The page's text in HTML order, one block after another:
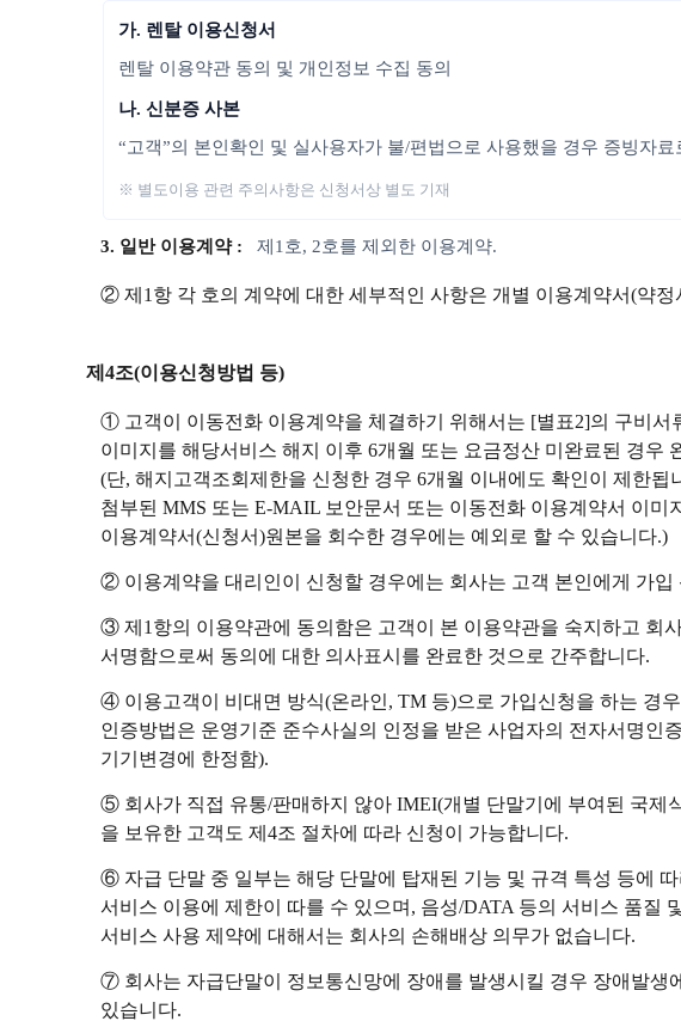
가. 렌탈 이용신청서
렌탈 이용약관 동의 및 개인정보 수집 동의
나. 신분증 사본
“고객”의 본인확인 및 실사용자가 불/편법으로 사용했을 경우 증빙자료
※ 별도이용 관련 주의사항은 신청서상 별도 기재
3. 일반 이용계약 : 제1호, 2호를 제외한 이용계약.
② 제1항 각 호의 계약에 대한 세부적인 사항은 개별 이용계약서(약정
제4조(이용신청방법 등)
① 고객이 이동전화 이용계약을 체결하기 위해서는 [별표2]의 구비서
이미지를 해당서비스 해지 이후 6개월 또는 요금정산 미완료된 경우
(단, 해지고객조회제한을 신청한 경우 6개월 이내에도 확인이 제한
첨부된 MMS 또는 E-MAIL 보안문서 또는 이동전화 이용계약서 이
이용계약서(신청서)원본을 회수한 경우에는 예외로 할 수 있습니다.)
② 이용계약을 대리인이 신청할 경우에는 회사는 고객 본인에게 가
③ 제1항의 이용약관에 동의함은 고객이 본 이용약관을 숙지하고 회
서명함으로써 동의에 대한 의사표시를 완료한 것으로 간주합니다.
④ 이용고객이 비대면 방식(온라인, TM 등)으로 가입신청을 하는 경
인증방법은 운영기준 준수사실의 인정을 받은 사업자의 전자서명인
기기변경에 한정함).
⑤ 회사가 직접 유통/판매하지 않아 IMEI(개별 단말기에 부여된 국제
을 보유한 고객도 제4조 절차에 따라 신청이 가능합니다.
⑥ 자급 단말 중 일부는 해당 단말에 탑재된 기능 및 규격 특성 등에
서비스 이용에 제한이 따를 수 있으며, 음성/DATA 등의 서비스 품질
서비스 사용 제약에 대해서는 회사의 손해배상 의무가 없습니다.
⑦ 회사는 자급단말이 정보통신망에 장애를 발생시킬 경우 장애발생
있습니다.